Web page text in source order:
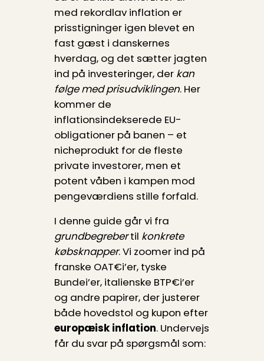
med rekordlav inflation er
prisstigninger igen blevet en
fast gæst i danskernes
hverdag, og det sætter jagten
ind på investeringer, der kan
følge med prisudviklingen. Her
kommer de
inflationsindekserede EU-
obligationer på banen – et
nicheprodukt for de fleste
private investorer, men et
potent våben i kampen mod
pengeværdiens stille forfald.
I denne guide går vi fra
grundbegrebertil konkrete
købsknapper. Vi zoomer ind på
franske OAT€i’er, tyske
Bundei’er, italienske BTP€i’er
og andre papirer, der justerer
både hovedstol og kupon efter
europæisk inflation. Undervejs
får du svar på spørgsmål som: